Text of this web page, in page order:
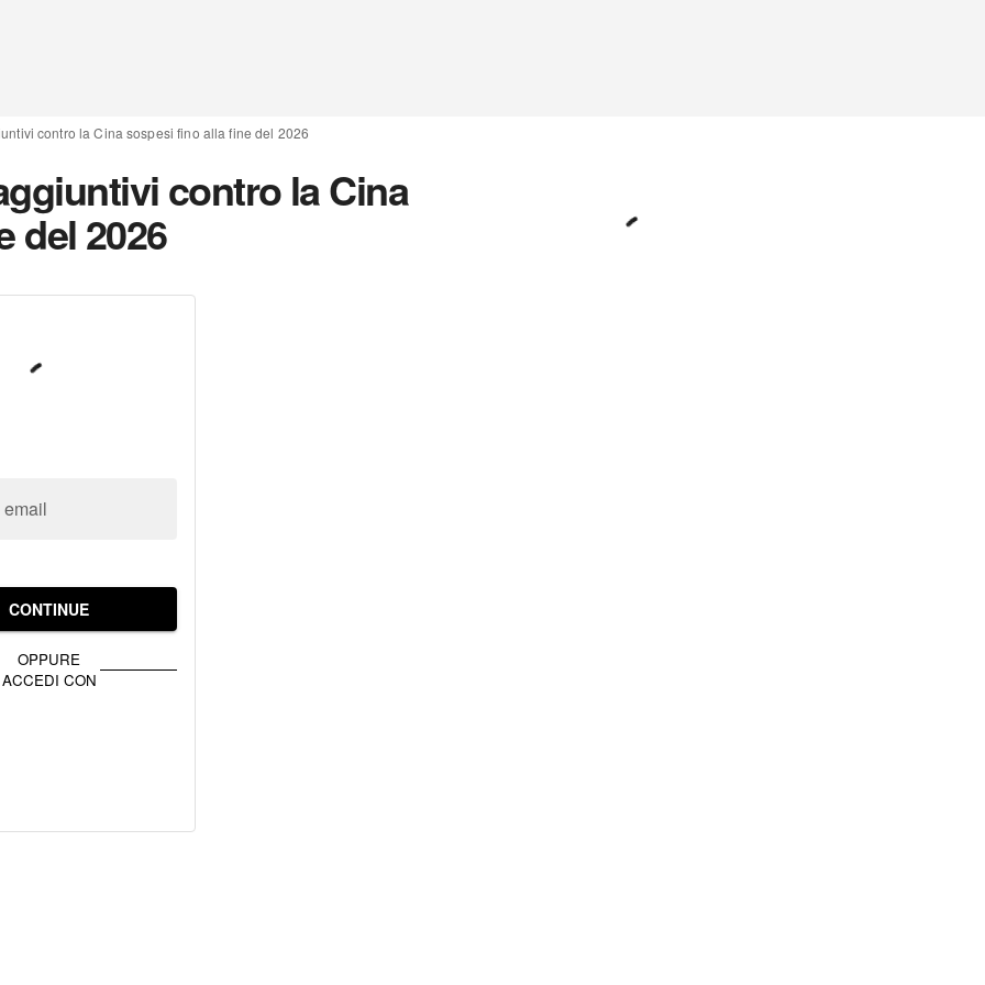
contro la Cina sospesi fino alla fine del 2026
contro la Cina
del 2026
CONTINUE
OPPURE
ACCEDI CON